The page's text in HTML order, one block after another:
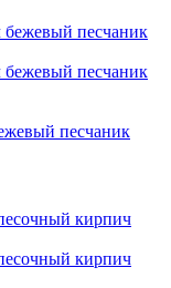
песчаник